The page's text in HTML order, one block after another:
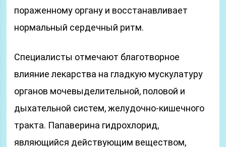
пораженному органу и восстанавливает
нормальный сердечный ритм.
Специалисты отмечают благотворное
влияние лекарства на гладкую мускулатуру
органов мочевыделительной, половой и
дыхательной систем, желудочно-кишечного
тракта. Папаверина гидрохлорид,
являющийся действующим веществом,